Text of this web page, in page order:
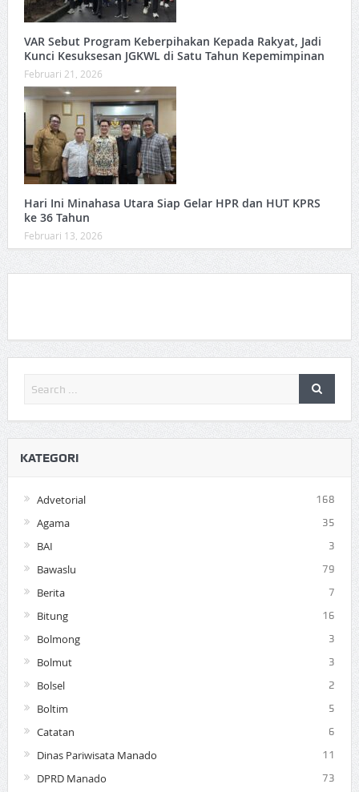
VAR Sebut Program Keberpihakan Kepada Rakyat, Jadi
Kunci Kesuksesan JGKWL di Satu Tahun Kepemimpinan
Februari 21, 2026
Hari Ini Minahasa Utara Siap Gelar HPR dan HUT KPRS
ke 36 Tahun ‎
Februari 13, 2026
KATEGORI
Advetorial 168
Agama 35
BAI 3
Bawaslu 79
Berita 7
Bitung 16
Bolmong 3
Bolmut 3
Bolsel 2
Boltim 5
Catatan 6
Dinas Pariwisata Manado 11
DPRD Manado 73